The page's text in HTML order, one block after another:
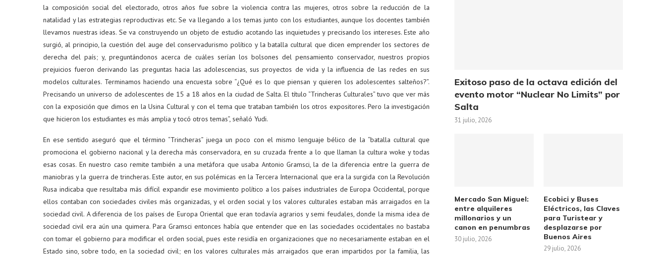
la composición social del electorado, otros años fue sobre la violencia contra las mujeres, otros sobre la reducción de la
natalidad y las estrategias reproductivas etc. Se va llegando a los temas junto con los estudiantes, aunque los docentes también
llevamos nuestras ideas. Se va construyendo un objeto de estudio acotando las inquietudes y precisando los intereses. Este año
surgió, al principio, la cuestión del auge del conservadurismo político y la batalla cultural que dicen emprender los sectores de
derecha del país; y, preguntándonos acerca de cuáles serían los bolsones del pensamiento conservador, nuestros propios
prejuicios fueron derivando las preguntas hacia las adolescencias, sus proyectos de vida y la influencia de las redes en sus
modelos culturales. Terminamos haciendo una encuesta sobre “¿Qué es lo que piensan y quieren los adolescentes salteños?”.
Precisando un universo de adolescentes de 15 a 18 años en la ciudad de Salta. El título “Trincheras Culturales” tuvo que ver más
con la exposición que dimos en la Usina Cultural y con el tema que trataban también los otros expositores. Pero la investigación
que hicieron los estudiantes es más amplia y tocó otros temas”, señaló Yudi.
En ese sentido aseguró que el término “Trincheras” juega un poco con el mismo lenguaje bélico de la “batalla cultural que
promociona el gobierno nacional y la derecha más conservadora, en su cruzada frente a lo que llaman la cultura woke y todas
esas cosas. En nuestro caso remite también a una metáfora que usaba Antonio Gramsci, la de la diferencia entre la guerra de
maniobras y la guerra de trincheras. Este autor, en sus polémicas en la Tercera Internacional que era la surgida con la Revolución
Rusa indicaba que resultaba más difícil expandir ese movimiento político a los países industriales de Europa Occidental, porque
ellos contaban con sociedades civiles más organizadas, y el orden social y los valores culturales estaban más arraigados en la
sociedad civil. A diferencia de los países de Europa Oriental que eran todavía agrarios y semi feudales, donde la misma idea de
sociedad civil era aún una quimera. Para Gramsci entonces había que entender que en las sociedades occidentales no bastaba
con tomar el gobierno para modificar el orden social, pues este residía en organizaciones que no necesariamente estaban en el
Estado sino, sobre todo, en la sociedad civil; en los valores culturales más arraigados que eran impartidos por la familia, las
Exitoso paso de la octava edición del
evento motor “Nuclear No Limits” por
Salta
31 julio, 2026
Mercado San Miguel:
entre alquileres
millonarios y un
canon en penumbras
30 julio, 2026
Ecobici y Buses
Eléctricos, las Claves
para Turistear y
desplazarse por
Buenos Aires
29 julio, 2026